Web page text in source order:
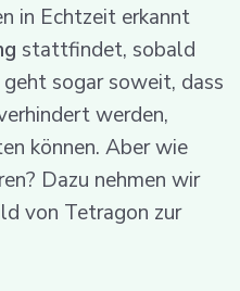
in Echtzeit erkannt
stattfindet, sobald
sogar soweit, dass
werden,
können. Aber wie
Dazu nehmen wir
von Tetragon zur